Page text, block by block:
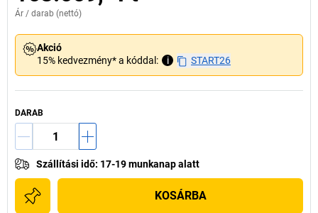
Ár / darab (nettó)
Akció
15% kedvezmény* a kóddal:
i START26
DARAB
Szállítási idő: 17-19 munkanap alatt
KOSÁRBA